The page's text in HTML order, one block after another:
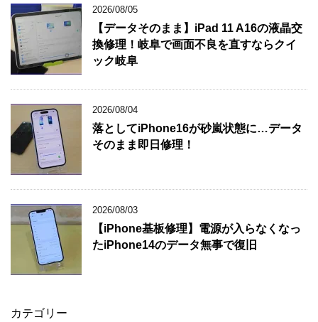
2026/08/05
【データそのまま】iPad 11 A16の液晶交
換修理！岐阜で画面不良を直すならクイ
ック岐阜
2026/08/04
落としてiPhone16が砂嵐状態に…データ
そのまま即日修理！
2026/08/03
【iPhone基板修理】電源が入らなくなっ
たiPhone14のデータ無事で復旧
カテゴリー